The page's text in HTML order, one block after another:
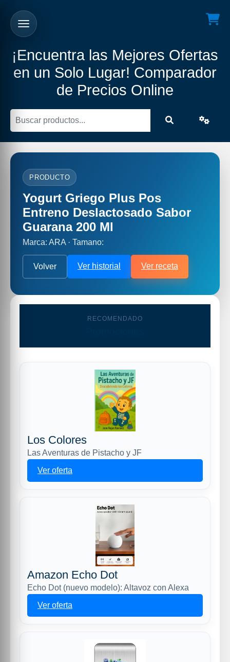
¡Encuentra las Mejores Ofertas
en un Solo Lugar! Comparador
de Precios Online
PRODUCTO
Yogurt Griego Plus Pos
Entreno Deslactosado Sabor
Guarana 200 Ml
Marca: ARA · Tamano:
Volver Ver historial Ver receta
RECOMENDADO
Los Colores
Las Aventuras de Pistacho y JF
Ver oferta
Amazon Echo Dot
Echo Dot (nuevo modelo): Altavoz con Alexa
Ver oferta